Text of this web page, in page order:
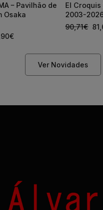
– Pavilhão de
Osaka
€
El Croquis
2003-
90,71€
Ver Novidades